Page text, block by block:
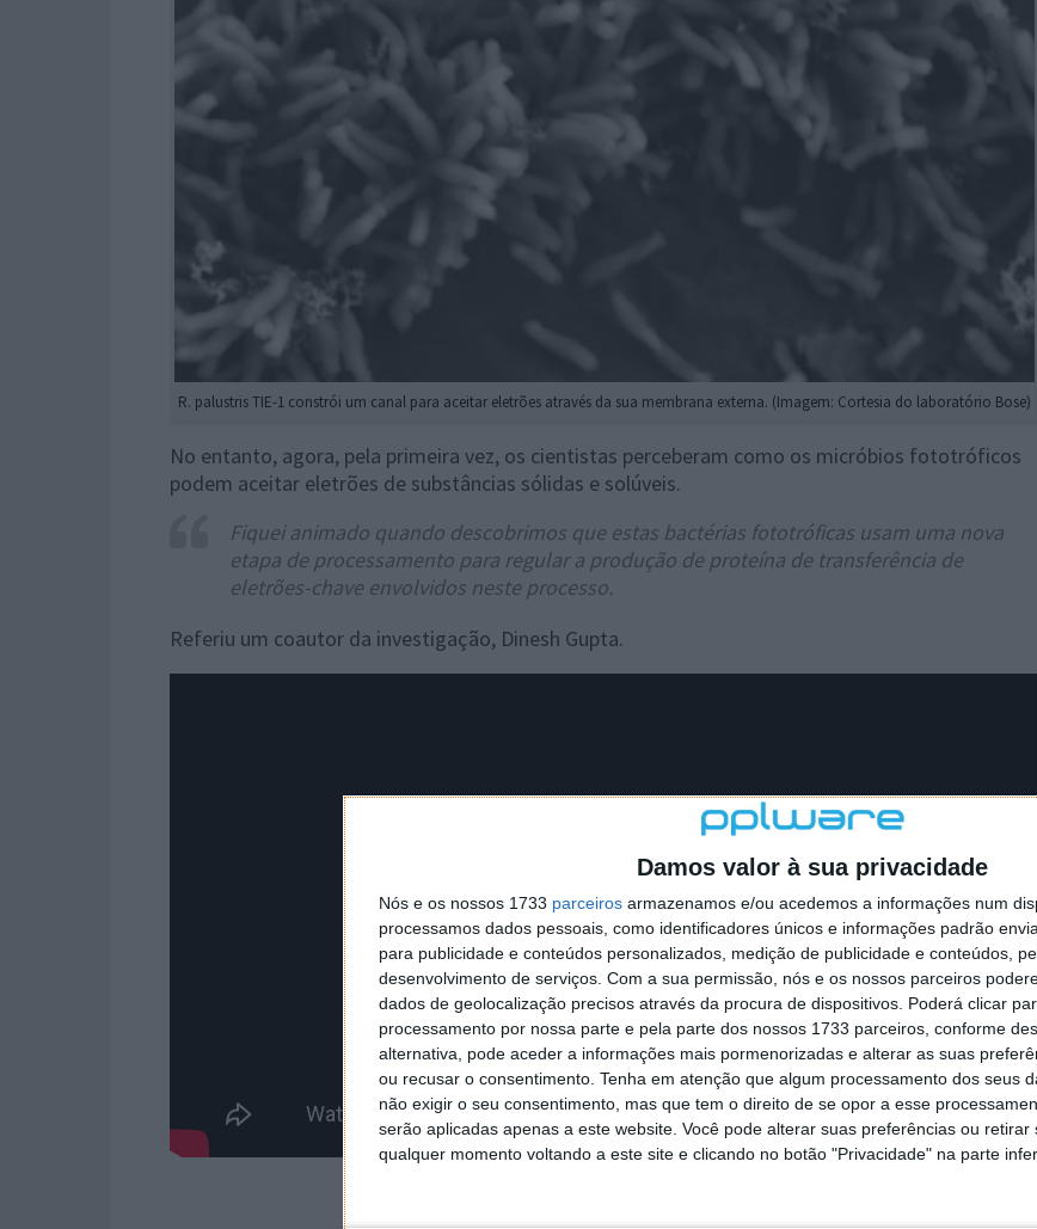
Damos valor à sua privacidade
Nós e os nossos 1733 parceiros armazenamos e/ou acedemos a informações num
processamos dados pessoais, como identificadores únicos e informações padrão
para publicidade e conteúdos personalizados, medição de publicidade e conteúdos,
desenvolvimento de serviços. Com a sua permissão, nós e os nossos parceiros
dados de geolocalização precisos através da procura de dispositivos. Poderá clicar
processamento por nossa parte e pela parte dos nossos 1733 parceiros, conforme
alternativa, pode aceder a informações mais pormenorizadas e alterar as suas
ou recusar o consentimento. Tenha em atenção que algum processamento dos seus
não exigir o seu consentimento, mas que tem o direito de se opor a esse
serão aplicadas apenas a este website. Você pode alterar suas preferências ou retirar
qualquer momento voltando a este site e clicando no botão "Privacidade" na parte
R. palustris TIE-1 constrói um canal para aceitar eletrões através da sua membrana externa. (Imagem: Cortesia do laboratório Bose)
No entanto, agora, pela primeira vez, os cientistas perceberam como os micróbios fototróficos
podem aceitar eletrões de substâncias sólidas e solúveis.
Fiquei animado quando descobrimos que estas bactérias fototróficas usam uma nova
etapa de processamento para regular a produção de proteína de transferência de
eletrões-chave envolvidos neste processo.
Referiu um coautor da investigação, Dinesh Gupta.